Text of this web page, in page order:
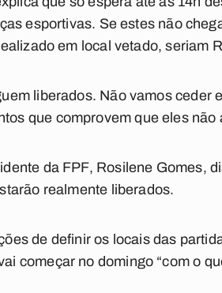
esportivas. Se estes não
em local vetado, seriam
liberados. Não vamos
que comprovem que eles
da FPF, Rosilene Gomes,
realmente liberados.
de definir os locais das
começar no domingo “com o